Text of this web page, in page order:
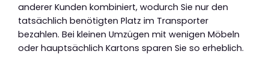
anderer Kunden kombiniert, wodurch Sie nur den
tatsächlich benötigten Platz im Transporter
bezahlen. Bei kleinen Umzügen mit wenigen Möbeln
oder hauptsächlich Kartons sparen Sie so erheblich.